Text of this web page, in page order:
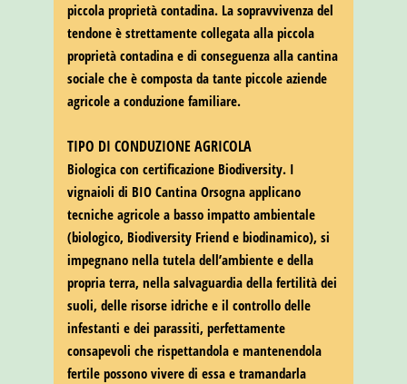
piccola proprietà contadina. La sopravvivenza del
tendone è strettamente collegata alla piccola
proprietà contadina e di conseguenza alla cantina
sociale che è composta da tante piccole aziende
agricole a conduzione familiare.
TIPO DI CONDUZIONE AGRICOLA
Biologica con certificazione Biodiversity. I
vignaioli di BIO Cantina Orsogna applicano
tecniche agricole a basso impatto ambientale
(biologico, Biodiversity Friend e biodinamico), si
impegnano nella tutela dell’ambiente e della
propria terra, nella salvaguardia della fertilità dei
suoli, delle risorse idriche e il controllo delle
infestanti e dei parassiti, perfettamente
consapevoli che rispettandola e mantenendola
fertile possono vivere di essa e tramandarla